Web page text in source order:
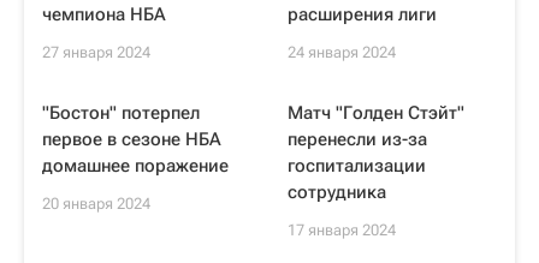
чемпиона НБА
27 января 2024
расширения лиги
24 января 2024
"Бостон" потерпел
первое в сезоне НБА
домашнее поражение
20 января 2024
Матч "Голден Стэйт"
перенесли из-за
госпитализации
сотрудника
17 января 2024